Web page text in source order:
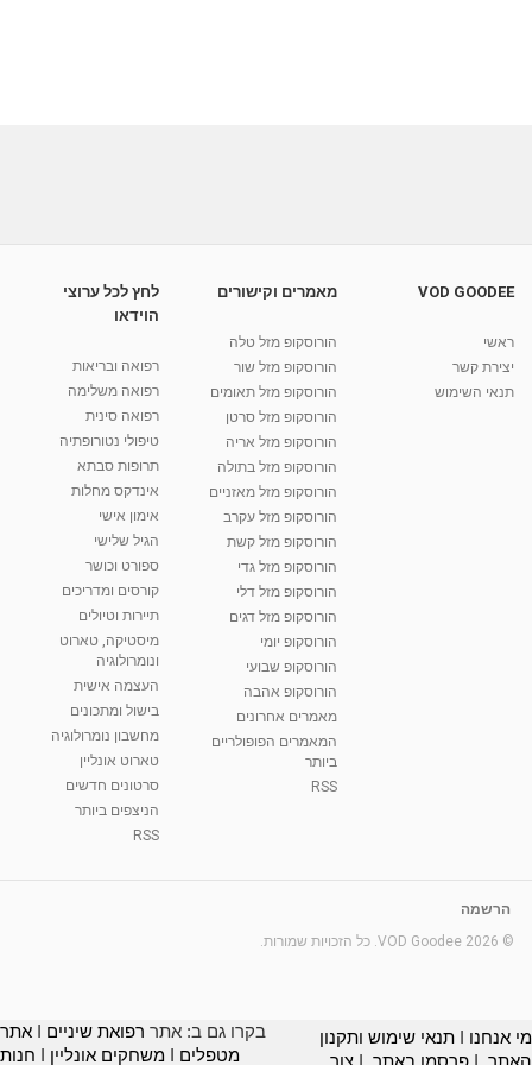
VOD GOODEE
ראשי
יצירת קשר
תנאי השימוש
מאמרים וקישורים
הורוסקופ מזל טלה
הורוסקופ מזל שור
הורוסקופ מזל תאומים
הורוסקופ מזל סרטן
הורוסקופ מזל אריה
הורוסקופ מזל בתולה
הורוסקופ מזל מאזניים
הורוסקופ מזל עקרב
הורוסקופ מזל קשת
הורוסקופ מזל גדי
הורוסקופ מזל דלי
הורוסקופ מזל דגים
הורוסקופ יומי
הורוסקופ שבועי
הורוסקופ אהבה
מאמרים אחרונים
המאמרים הפופולריים
ביותר
RSS
לחץ לכל ערוצי
הוידאו
רפואה ובריאות
רפואה משלימה
רפואה סינית
טיפולי נטורופתיה
תרופות סבתא
אינדקס מחלות
אימון אישי
הגיל שלישי
ספורט וכושר
קורסים ומדריכים
תיירות וטיולים
מיסטיקה, טארוט
ונומרולוגיה
העצמה אישית
בישול ומתכונים
מחשבון נומרולוגיה
טארוט אונליין
סרטונים חדשים
הניצפים ביותר
RSS
הרשמה
© 2026 VOD Goodee. כל הזכויות שמורות.
מי אנחנו
תנאי שימוש ותקנון
בקרו גם ב: אתר רפואת שיניים
אתר
מטפלים
משחקים אונליין חנות